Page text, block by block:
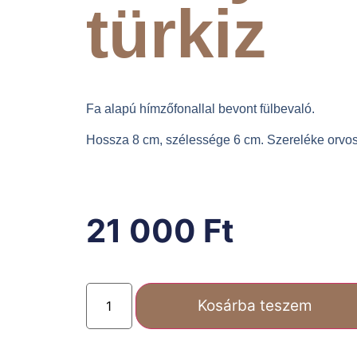
türkiz
Fa alapú hímzőfonallal bevont fülbevaló.
Hossza 8 cm, szélessége 6 cm. Szereléke
21 000 Ft
Kosárba teszem